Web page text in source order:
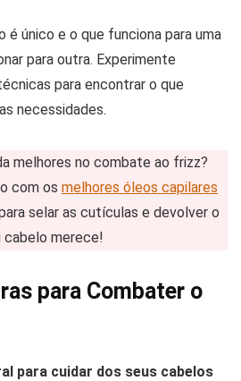
é único e o que funciona para uma
para outra. Experimente
para encontrar o que
necessidades.
melhores no combate ao frizz?
com os melhores óleos capilares
selar as cutículas e devolver o
cabelo merece!
para Combater o
para cuidar dos seus cabelos